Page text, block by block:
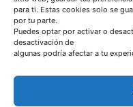
para ti. Estas cookies solo se
por tu parte.
Puedes optar por activar o
desactivación de
algunas podría afectar a tu
HABLEMOS
(+34) 946 215 470
Cómo llegar a AZTERLAN